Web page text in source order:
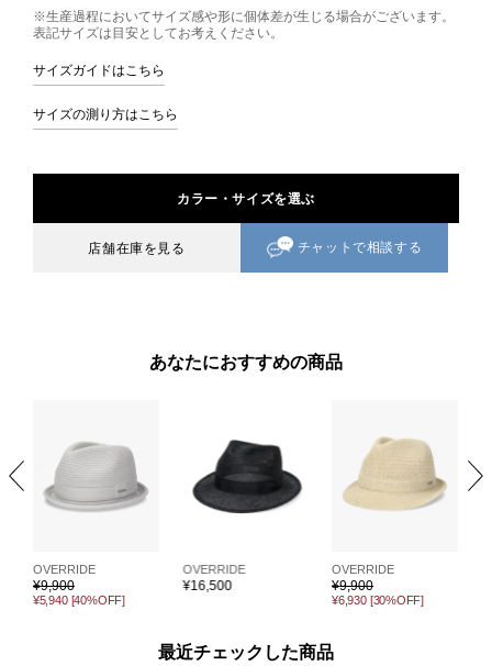
※生産過程においてサイズ感や形に個体差が生じる場合がございます。
表記サイズは目安としてお考えください。
サイズガイドはこちら
サイズの測り方はこちら
カラー・サイズを選ぶ
店舗在庫を見る チャットで相談する
あなたにおすすめの商品
OVERRIDE
¥9,900
¥5,940 [40%OFF]
OVERRIDE
¥16,500
OVERRIDE
¥9,900
¥6,930 [30%OFF]
最近チェックした商品